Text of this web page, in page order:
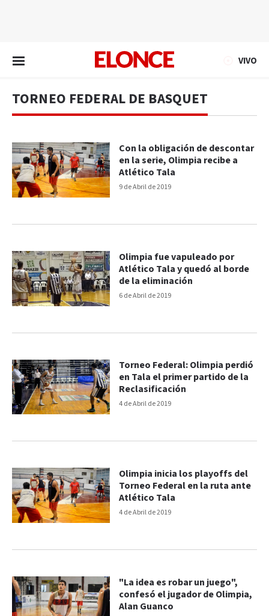
VIVO
TORNEO FEDERAL DE BASQUET
9 de Abril de 2019
Con la obligación de descontar
en la serie, Olimpia recibe a
Atlético Tala
6 de Abril de 2019
Olimpia fue vapuleado por
Atlético Tala y quedó al borde
de la eliminación
4 de Abril de 2019
Torneo Federal: Olimpia perdió
en Tala el primer partido de la
Reclasificación
4 de Abril de 2019
Olimpia inicia los playoffs del
Torneo Federal en la ruta ante
Atlético Tala
"La idea es robar un juego",
confesó el jugador de Olimpia,
Alan Guanco